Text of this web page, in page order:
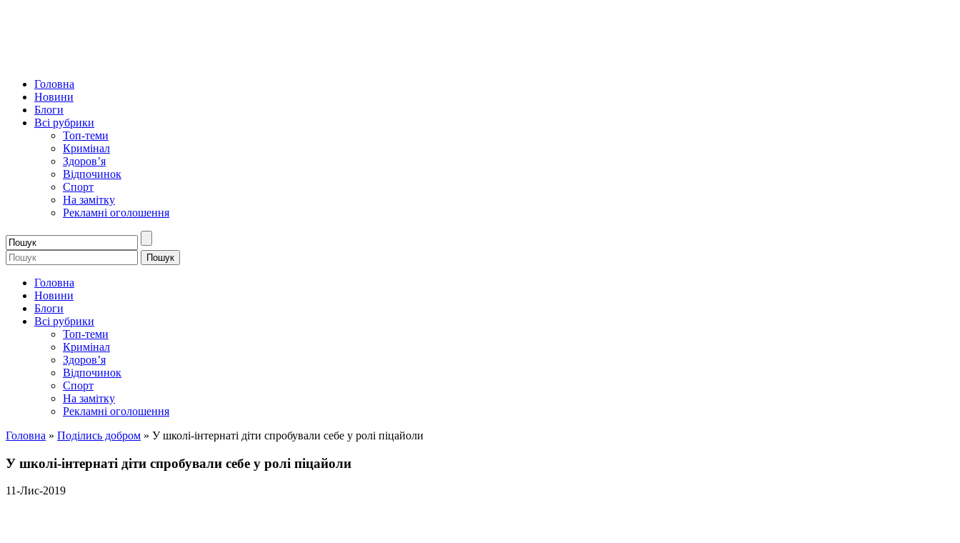
Головна
Новини
Блоги
Всі рубрики
Топ-теми
Кримінал
Здоров’я
Відпочинок
Спорт
На замітку
Рекламні оголошення
Головна
Новини
Блоги
Всі рубрики
Топ-теми
Кримінал
Здоров’я
Відпочинок
Спорт
На замітку
Рекламні оголошення
Головна » Поділись добром » У школі-інтернаті діти спробували себе у ролі піцайоли
У школі-інтернаті діти спробували себе у ролі піцайоли
11-Лис-2019